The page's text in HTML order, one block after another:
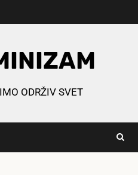
ODRŽIV SVET